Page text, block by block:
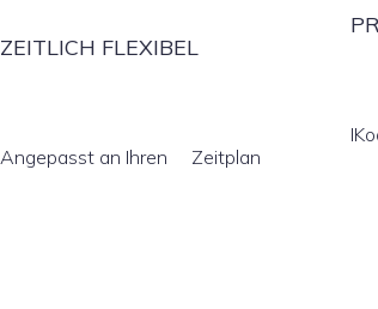
ZEITLICH FLEXIBEL
Angepasst an Ihren Zeitplan